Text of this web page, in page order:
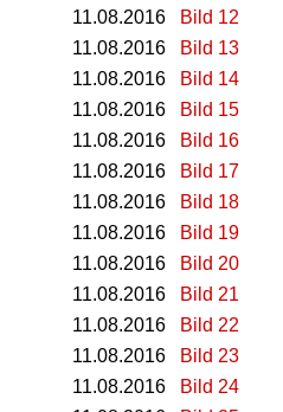
11.08.2016
Bild 12
11.08.2016
Bild 13
11.08.2016
Bild 14
11.08.2016
Bild 15
11.08.2016
Bild 16
11.08.2016
Bild 17
11.08.2016
Bild 18
11.08.2016
Bild 19
11.08.2016
Bild 20
11.08.2016
Bild 21
11.08.2016
Bild 22
11.08.2016
Bild 23
11.08.2016
Bild 24